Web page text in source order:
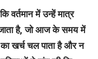
वर्तमान में उन्हें मात्र
है, जो आज के समय में
खर्च चल पाता है और न